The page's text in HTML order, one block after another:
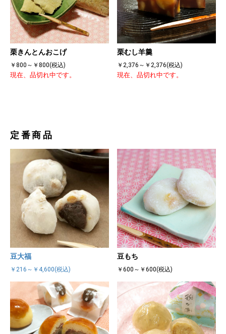
栗きんとんおこげ
￥800～￥800(税込)
現在、品切れ中です。
栗むし羊羹
￥2,376～￥2,376(税込)
現在、品切れ中です。
定番商品
豆大福
￥216～￥4,600(税込)
豆もち
￥600～￥600(税込)